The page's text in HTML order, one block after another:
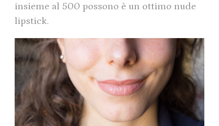
insieme al 500 possono è un ottimo nude
lipstick.